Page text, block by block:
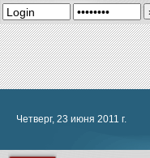
Четверг, 23 июня 2011 г.